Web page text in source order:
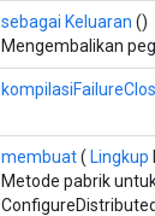
sebagai Keluaran ()
Mengembalikan
membuat( Lingkup
Metode pabrik